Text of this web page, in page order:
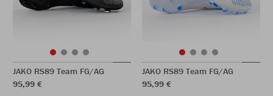
JAKO RS89 Team FG/AG
95,99 €
JAKO RS89 Team FG/AG
95,99 €